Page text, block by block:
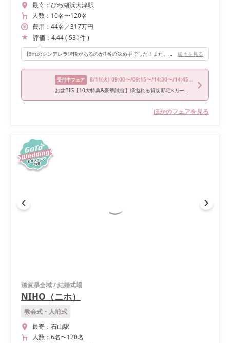
最寄： びわ湖浜大津駅
人数： 10名〜120名
費用： 44名 ／317万円
評価： 4.44( 531件)
憧れのシンデレラ階段があるのが1番の決め手でした！また、会場の後ろの扉が大きく開くので入場の際にインパクトがあります。高砂とゲストテーブルの近さも、ゲストとたくさん関わりたい私たちには嬉しかったです♡ 続きを見る
受付中フェア 8/11(火) 09:00〜/09:15〜/14:30〜/14:45〜/18:00〜
お盆BIG【10大特典&豪華試食】緑溢れる貸切邸宅×ガーデンW体験
ほかのフェアを見る
滋賀県全域/結婚式場
NIHO（ニホ）
教会式・人前式
最寄： 石山駅
人数： 6名〜120名